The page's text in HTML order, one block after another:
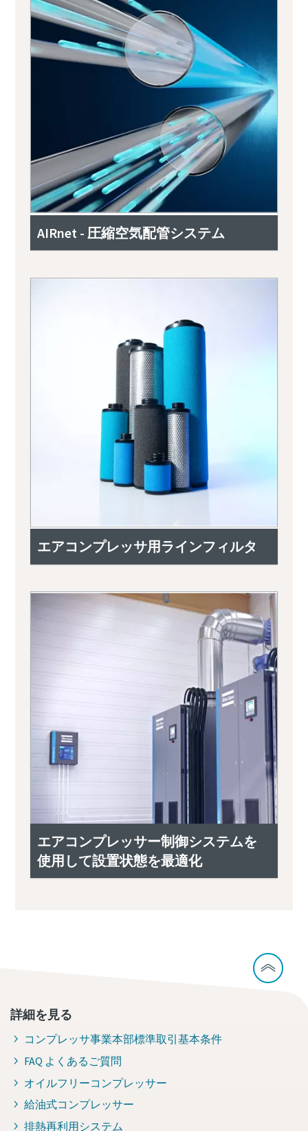
AIRnet - 圧縮空気配管システム
エアコンプレッサ用ラインフィルタ
エアコンプレッサー制御システムを
使用して設置状態を最適化
詳細を見る
コンプレッサ事業本部標準取引基本条件
FAQ よくあるご質問
オイルフリーコンプレッサー
給油式コンプレッサー
排熱再利用システム